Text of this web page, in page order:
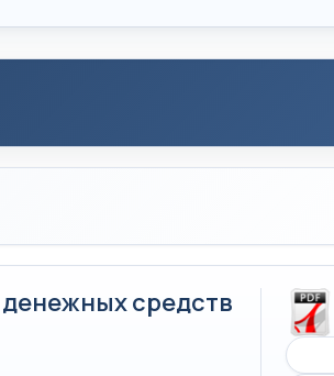
средств